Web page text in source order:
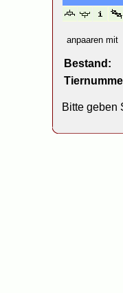
anpaaren mit
Bestand:
Bitte geben